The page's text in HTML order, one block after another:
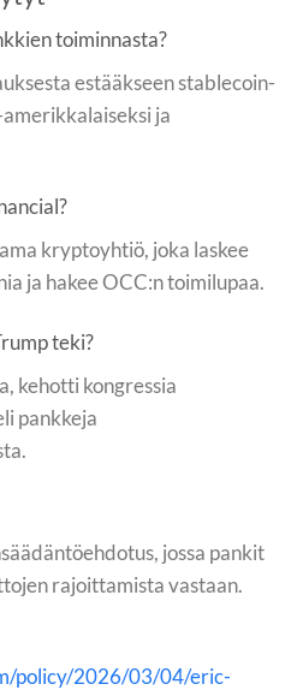
toiminnasta?
estääkseen stablecoin-
ja
kryptoyhtiö, joka laskee
ja hakee OCC:n toimilupaa.
teki?
kehotti kongressia
pankkeja
jossa pankit
rajoittamista vastaan.
policy/2026/03/04/eric-